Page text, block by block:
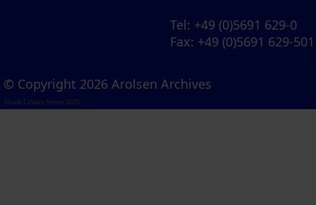
Tel: +49 (0)5691 629-0
Fax: +49 (0)5691 629-501
© Copyright 2026 Arolsen Archives
Visual Library Server 2026